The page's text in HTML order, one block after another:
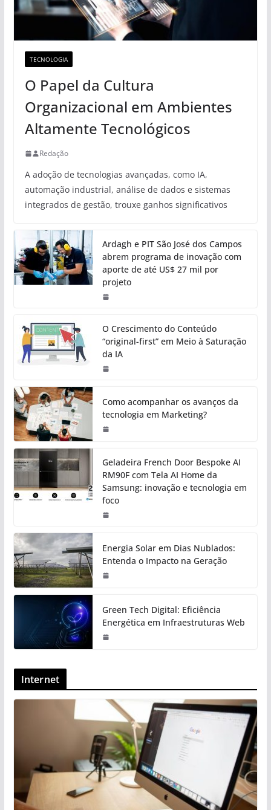
TECNOLOGIA
O Papel da Cultura
Organizacional em Ambientes
Altamente Tecnológicos
Redação
A adoção de tecnologias avançadas, como IA,
automação industrial, análise de dados e sistemas
integrados de gestão, trouxe ganhos significativos
Ardagh e PIT São José dos Campos
abrem programa de inovação com
aporte de até US$ 27 mil por
projeto
O Crescimento do Conteúdo
“original-first” em Meio à Saturação
da IA
Como acompanhar os avanços da
tecnologia em Marketing?
Geladeira French Door Bespoke AI
RM90F com Tela AI Home da
Samsung: inovação e tecnologia em
foco
Energia Solar em Dias Nublados:
Entenda o Impacto na Geração
Green Tech Digital: Eficiência
Energética em Infraestruturas Web
Internet